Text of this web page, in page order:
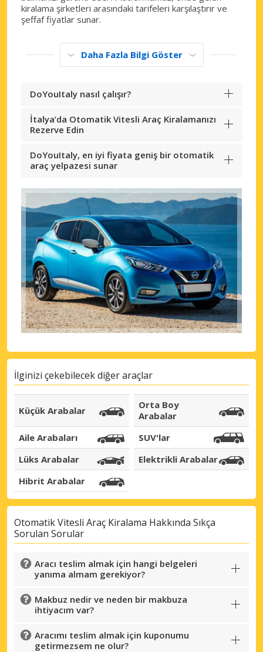
kiralama şirketleri arasındaki tarifeleri karşılaştırır ve
şeffaf fiyatlar sunar.
Daha Fazla Bilgi Göster
DoYouItaly nasıl çalışır?
İtalya’da Otomatik Vitesli Araç Kiralamanızı
Rezerve Edin
DoYouItaly, en iyi fiyata geniş bir otomatik
araç yelpazesi sunar
İlginizi çekebilecek diğer araçlar
Küçük Arabalar
Orta Boy
Arabalar
Aile Arabaları
SUV'lar
Lüks Arabalar
Elektrikli Arabalar
Hibrit Arabalar
Otomatik Vitesli Araç Kiralama Hakkında Sıkça
Sorulan Sorular
Aracı teslim almak için hangi belgeleri
yanıma almam gerekiyor?
Makbuz nedir ve neden bir makbuza
ihtiyacım var?
Aracımı teslim almak için kuponumu
getirmezsem ne olur?
Özel iş ortağı tekliflerine erişim sağlayın
eLink ile giriş yap